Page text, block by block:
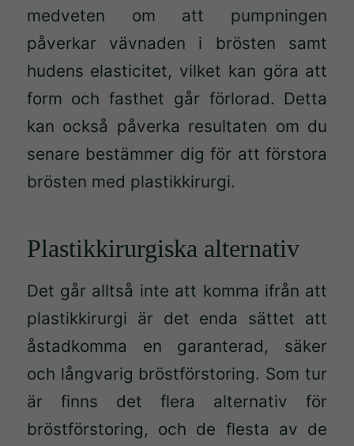
medveten om att pumpningen
påverkar vävnaden i brösten samt
hudens elasticitet, vilket kan göra att
form och fasthet går förlorad. Detta
kan också påverka resultaten om du
senare bestämmer dig för att förstora
brösten med plastikkirurgi.
Plastikkirurgiska alternativ
Det går alltså inte att komma ifrån att
plastikkirurgi är det enda sättet att
åstadkomma en garanterad, säker
och långvarig bröstförstoring. Som tur
är finns det flera alternativ för
bröstförstoring, och de flesta av de